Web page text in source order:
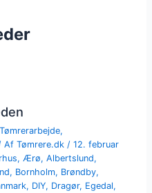
Tømrerarbejde,
AfTømrere.dk /12. februar
, Ærø,Albertslund,
, Bornholm, Brøndby,
, DIY, Dragør, Egedal,